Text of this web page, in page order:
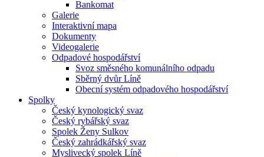
Bankomat
Galerie
Interaktivní mapa
Dokumenty
Videogalerie
Odpadové hospodářství
Svoz směsného komunálního odpadu
Sběrný dvůr Líně
Obecní systém odpadového hospodářství
Spolky
Český kynologický svaz
Český rybářský svaz
Spolek Ženy Sulkov
Český zahrádkářský svaz
Myslivecký spolek Líně